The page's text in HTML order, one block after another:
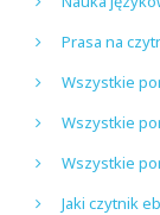
Prasa na
Wszystkie
Wszystkie
Wszystkie
Jaki czytnik